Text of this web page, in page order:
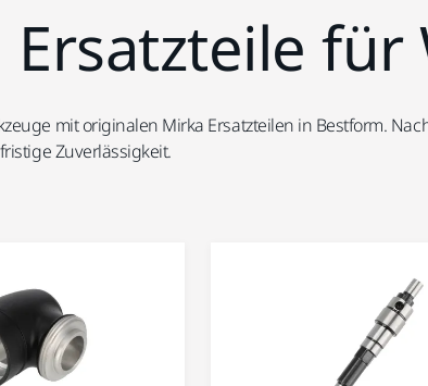
Ersatzteile für
mit originalen Mirka Ersatzteilen in Bestform.
Zuverlässigkeit.